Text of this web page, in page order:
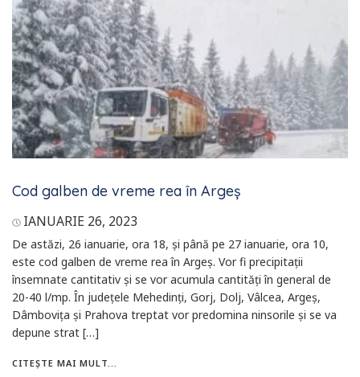
Cod galben de vreme rea în Argeș
IANUARIE 26, 2023
De astăzi, 26 ianuarie, ora 18, și până pe 27 ianuarie, ora 10,
este cod galben de vreme rea în Argeș. Vor fi precipitații
însemnate cantitativ și se vor acumula cantități în general de
20-40 l/mp. În județele Mehedinți, Gorj, Dolj, Vâlcea, Argeș,
Dâmbovița și Prahova treptat vor predomina ninsorile și se va
depune strat […]
CITEȘTE MAI MULT...